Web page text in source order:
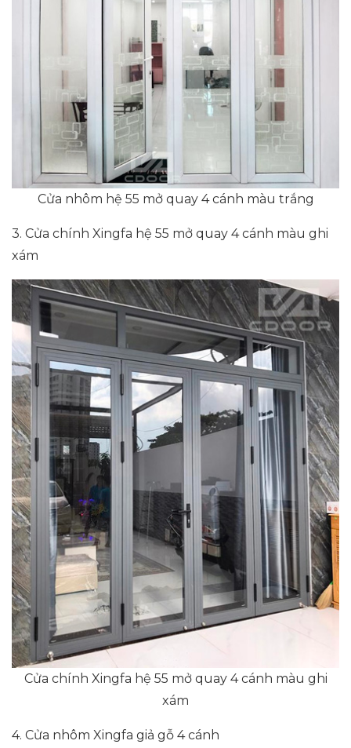
Cửa nhôm hệ 55 mở quay 4 cánh màu trắng
3. Cửa chính Xingfa hệ 55 mở quay 4 cánh màu ghi
xám
Cửa chính Xingfa hệ 55 mở quay 4 cánh màu ghi
xám
4. Cửa nhôm Xingfa giả gỗ 4 cánh